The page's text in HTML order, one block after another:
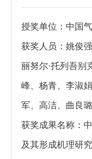
授奖单位：中国
获奖人员：姚俊
丽努尔·托列吾别
峰、杨青、李淑
军、高洁、曲良璐
获奖成果名称：
及其形成机理研究